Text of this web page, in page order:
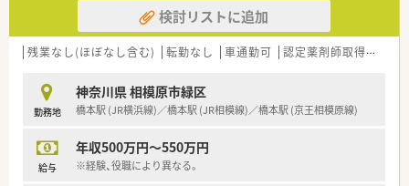
【想定されるキャリアイメージ】
■店舗での実務経験を積んだ後は、エリアマネージャーなどの管
理職を目指すことも可能です。
という夢を実現することもできます。
■実務実習指導薬剤師として学生の教育に関わることで、自身の
指導スキルも向上させられます。
検討リストに追加
残業なし(ほぼなし含む) 転勤なし 車通勤可 認定薬剤師取得支援あり
勤務地
神奈川県 相模原市緑区
橋本駅 (JR横浜線)／橋本駅 (JR相模線)／橋本駅 (京王相模原線)
給与
年収500万円～550万円
※経験、役職により異なる。